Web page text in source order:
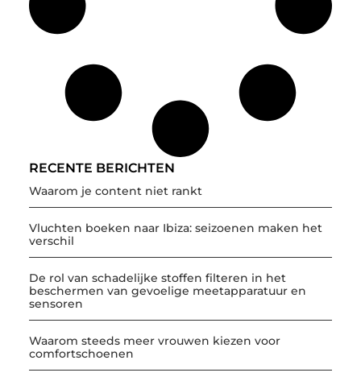
RECENTE BERICHTEN
Waarom je content niet rankt
Vluchten boeken naar Ibiza: seizoenen maken het
verschil
De rol van schadelijke stoffen filteren in het
beschermen van gevoelige meetapparatuur en
sensoren
Waarom steeds meer vrouwen kiezen voor
comfortschoenen